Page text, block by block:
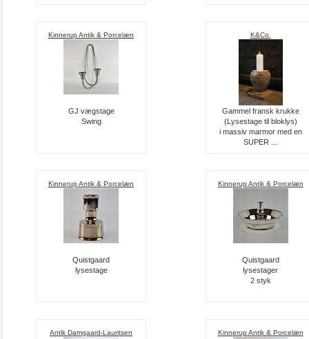
Kinnerup Antik & Porcelæn
GJ vægstage
Swing
K&Co.
Gammel fransk krukke
(Lysestage til bloklys)
i massiv marmor med en
SUPER ...
Kinnerup Antik & Porcelæn
Quistgaard
lysestage
Kinnerup Antik & Porcelæn
Quistgaard
lysestager
2 styk
Antik Damgaard-Lauritsen Kinnerup Antik & Porcelæn